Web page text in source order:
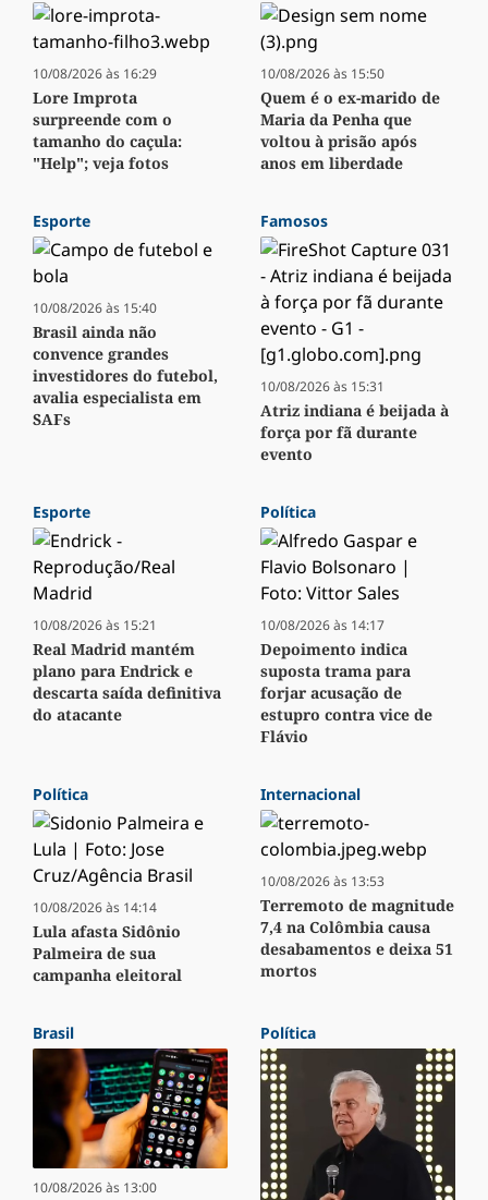
10/08/2026 às 16:29
Lore Improta
surpreende com o
tamanho do caçula:
"Help"; veja fotos
10/08/2026 às 15:50
Quem é o ex-marido de
Maria da Penha que
voltou à prisão após
anos em liberdade
Esporte
10/08/2026 às 15:40
Brasil ainda não
convence grandes
investidores do futebol,
avalia especialista em
SAFs
Famosos
10/08/2026 às 15:31
Atriz indiana é beijada à
força por fã durante
evento
Esporte
10/08/2026 às 15:21
Real Madrid mantém
plano para Endrick e
descarta saída definitiva
do atacante
Política
10/08/2026 às 14:17
Depoimento indica
suposta trama para
forjar acusação de
estupro contra vice de
Flávio
Política
10/08/2026 às 14:14
Lula afasta Sidônio
Palmeira de sua
campanha eleitoral
Internacional
10/08/2026 às 13:53
Terremoto de magnitude
7,4 na Colômbia causa
desabamentos e deixa 51
mortos
Brasil
10/08/2026 às 13:00
Política